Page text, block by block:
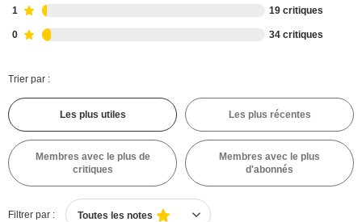
1 19 critiques
0 34 critiques
Trier par :
Les plus utiles Les plus récentes
Membres avec le plus de
critiques
Membres avec le plus
d'abonnés
Filtrer par : Toutes les notes